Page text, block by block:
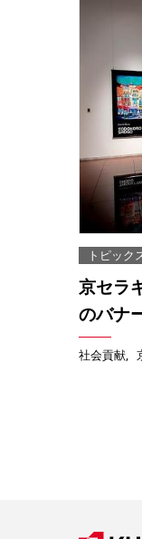
トピック
京セラ
のバナ
社会貢献